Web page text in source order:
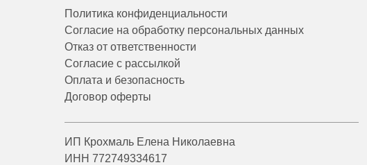
Политика конфиденциальности
Согласие на обработку персональных данных
Отказ от ответственности
Согласие с рассылкой
Оплата и безопасность
Договор оферты
ИП Крохмаль Елена Николаевна
ИНН 772749334617